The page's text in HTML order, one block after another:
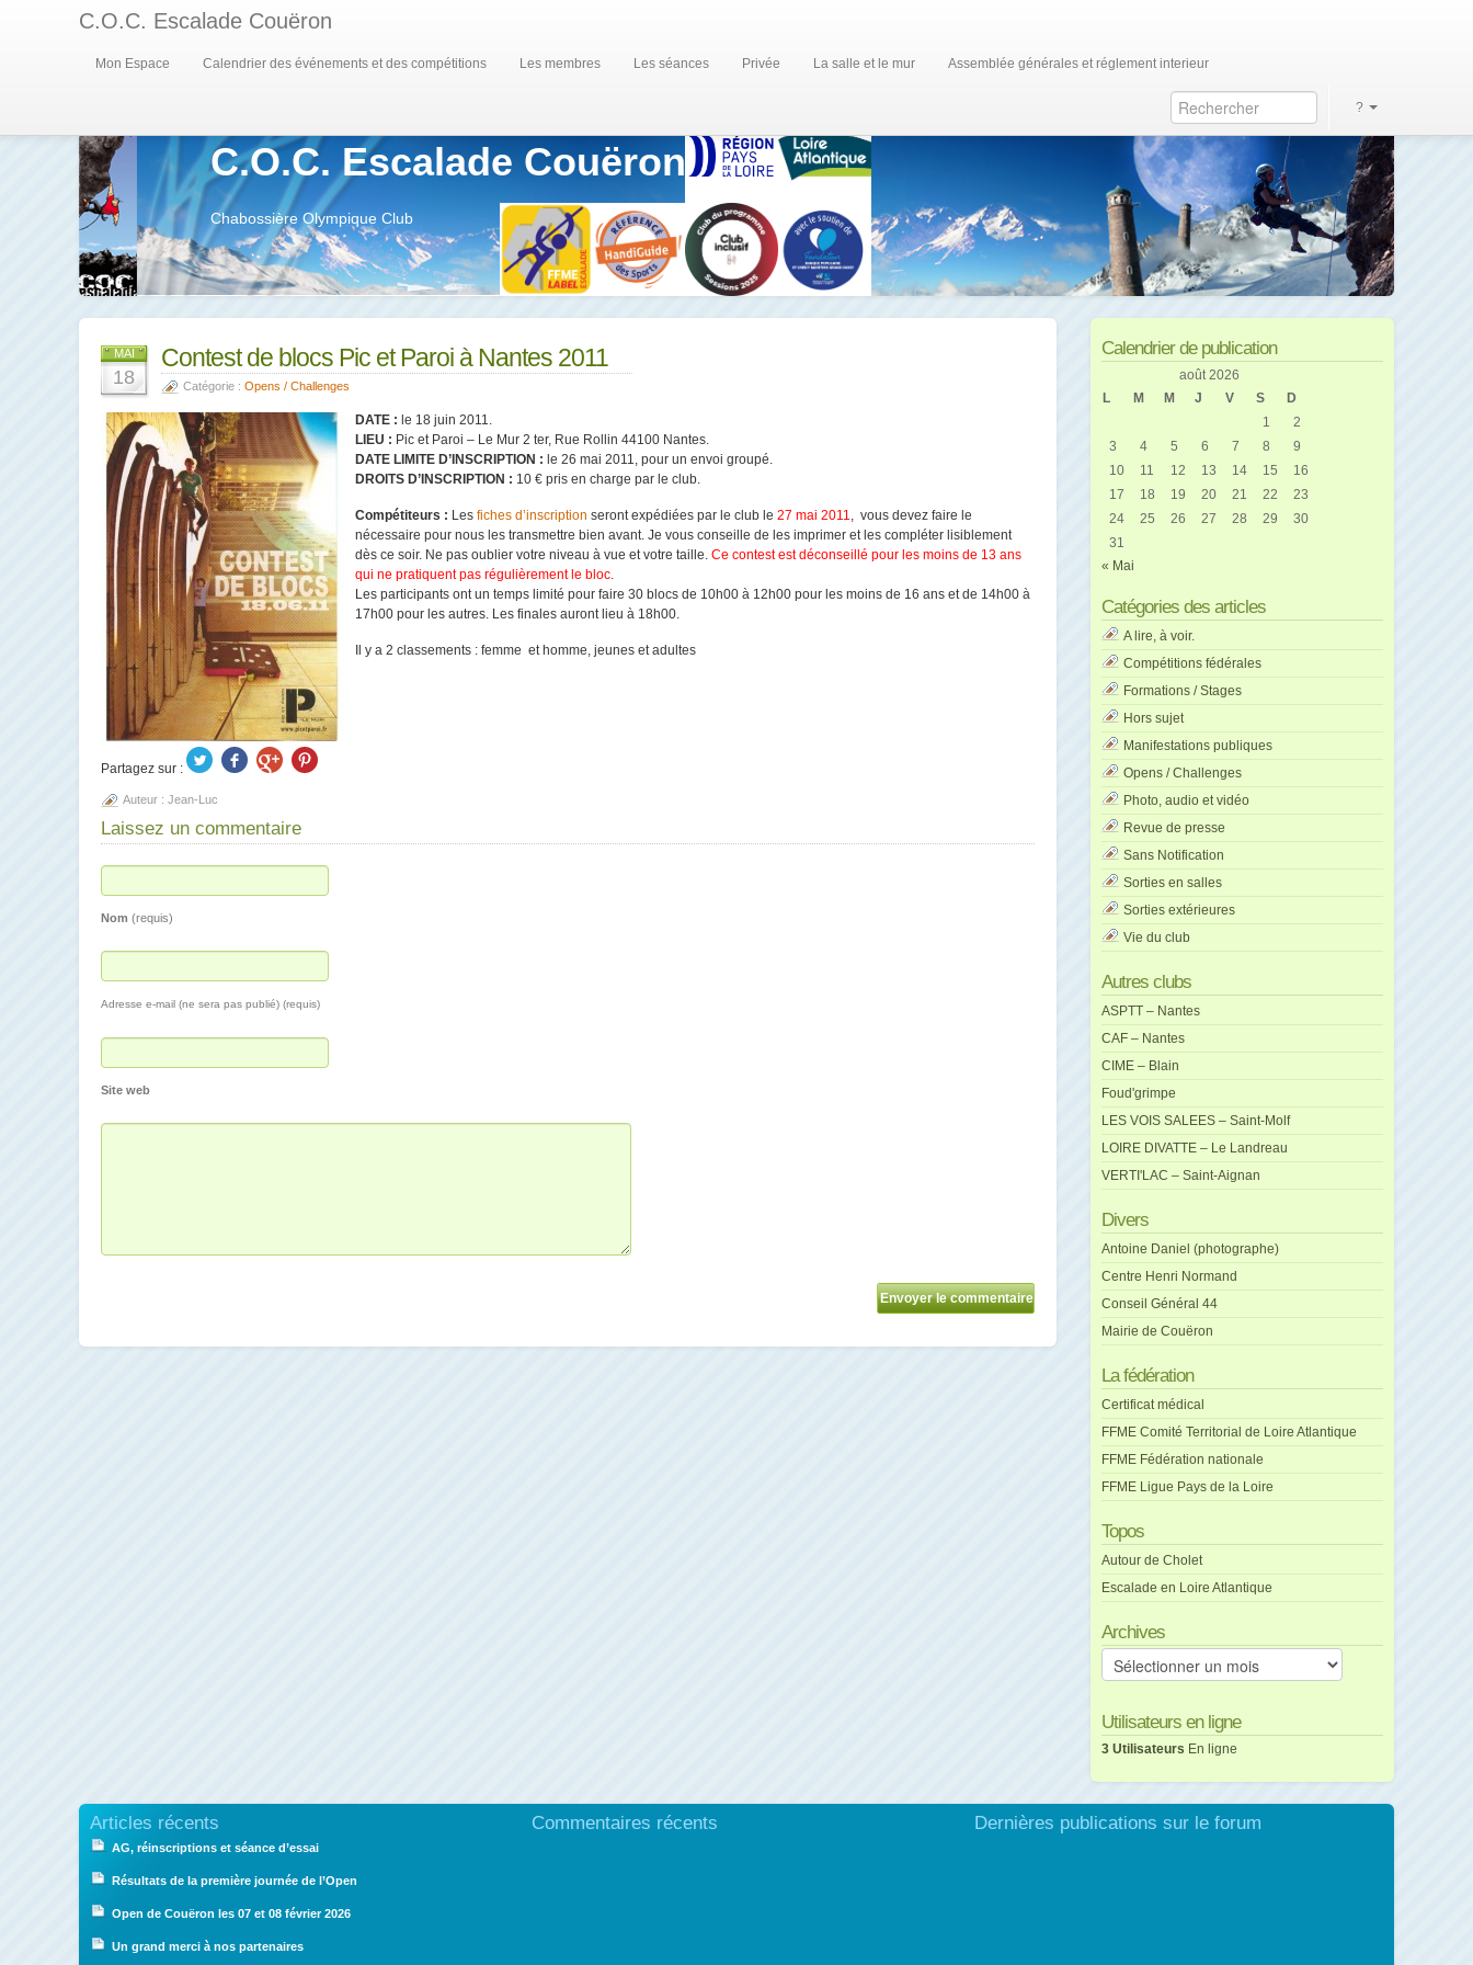
C.O.C. Escalade Couëron
Mon Espace Calendrier des événements et des compétitions Les membres Les séances Privée La salle et le mur Assemblée générales et réglement interieur
?
C.O.C. Escalade Couëron
Chabossière Olympique Club
MAI
18
Contest de blocs Pic et Paroi à Nantes 2011
Catégorie : Opens / Challenges
DATE : le 18 juin 2011.
LIEU : Pic et Paroi – Le Mur 2 ter, Rue Rollin 44100 Nantes.
DATE LIMITE D’INSCRIPTION : le 26 mai 2011, pour un envoi groupé.
DROITS D’INSCRIPTION : 10 € pris en charge par le club.
Compétiteurs : Les fiches d’inscription seront expédiées par le club le 27 mai 2011, vous devez faire le
nécessaire pour nous les transmettre bien avant. Je vous conseille de les imprimer et les compléter lisiblement
dès ce soir. Ne pas oublier votre niveau à vue et votre taille. Ce contest est déconseillé pour les moins de 13 ans
qui ne pratiquent pas régulièrement le bloc.
Les participants ont un temps limité pour faire 30 blocs de 10h00 à 12h00 pour les moins de 16 ans et de 14h00 à
17h00 pour les autres. Les finales auront lieu à 18h00.
Il y a 2 classements : femme et homme, jeunes et adultes
Partagez sur :
Auteur : Jean-Luc
Laissez un commentaire
Nom (requis)
Adresse e-mail (ne sera pas publié) (requis)
Site web
Calendrier de publication
août 2026
L
M M J V S
D
1
2
3
4 5 6 7 8
9
10
11 12 13 14 15
16
17
18 19 20 21 22
23
24
25 26 27 28 29
30
31
« Mai
Catégories des articles
A lire, à voir.
Compétitions fédérales
Formations / Stages
Hors sujet
Manifestations publiques
Opens / Challenges
Photo, audio et vidéo
Revue de presse
Sans Notification
Sorties en salles
Sorties extérieures
Vie du club
Autres clubs
ASPTT – Nantes
CAF – Nantes
CIME – Blain
Foud'grimpe
LES VOIS SALEES – Saint-Molf
LOIRE DIVATTE – Le Landreau
VERTI'LAC – Saint-Aignan
Divers
Antoine Daniel (photographe)
Centre Henri Normand
Conseil Général 44
Mairie de Couëron
La fédération
Certificat médical
FFME Comité Territorial de Loire Atlantique
FFME Fédération nationale
FFME Ligue Pays de la Loire
Topos
Autour de Cholet
Escalade en Loire Atlantique
Archives
Archives
Utilisateurs en ligne
3 Utilisateurs En ligne
Articles récents
AG, réinscriptions et séance d’essai
Résultats de la première journée de l’Open
Open de Couëron les 07 et 08 février 2026
Un grand merci à nos partenaires
Commentaires récents Dernières publications sur le forum